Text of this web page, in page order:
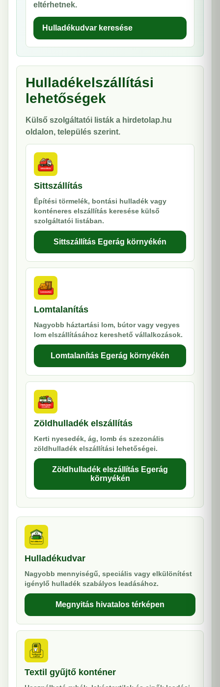
eltérhetnek.
Hulladékudvar keresése
Hulladékelszállítási
lehetőségek
Külső szolgáltatói listák a hirdetolap.hu
oldalon, település szerint.
Sittszállítás
Építési törmelék, bontási hulladék vagy
konténeres elszállítás keresése külső
szolgáltatói listában.
Sittszállítás Egerág környékén
Lomtalanítás
Nagyobb háztartási lom, bútor vagy vegyes
lom elszállításához kereshető vállalkozások.
Lomtalanítás Egerág környékén
Zöldhulladék elszállítás
Kerti nyesedék, ág, lomb és szezonális
zöldhulladék elszállítási lehetőségei.
Zöldhulladék elszállítás Egerág
környékén
Hulladékudvar
Nagyobb mennyiségű, speciális vagy elkülönítést
igénylő hulladék szabályos leadásához.
Megnyitás hivatalos térképen
Textil gyűjtő konténer